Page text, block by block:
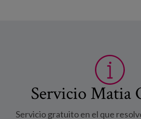
Servicio Matia
Servicio gratuito en el que